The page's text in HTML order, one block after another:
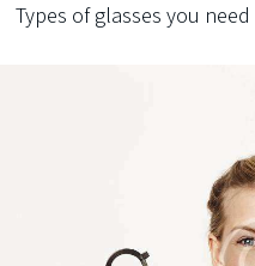
Types of glasses you